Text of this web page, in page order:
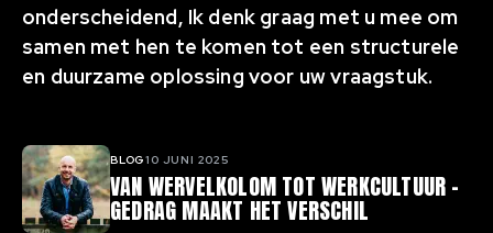
onderscheidend, Ik denk graag met u mee om
samen met hen te komen tot een structurele
en duurzame oplossing voor uw vraagstuk.
Gerelateerde artikelen
VAN WERVELKOLOM TOT WERKCULTUUR -
GEDRAG MAAKT HET VERSCHIL
BLOG10 JUNI 2025